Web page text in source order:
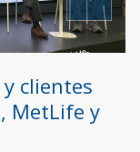
clientes
MetLife y